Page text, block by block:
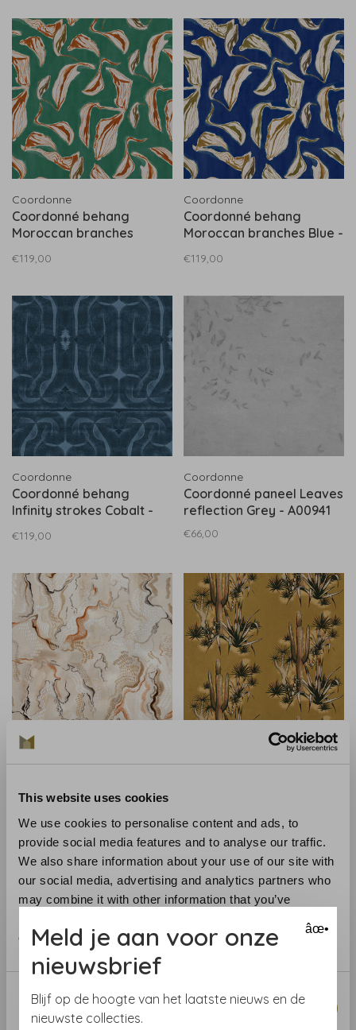
This website uses cookies
We use cookies to personalise content and ads, to
provide social media features and to analyse our traffic.
We also share information about your use of our site with
our social media, advertising and analytics partners who
may combine it with other information that you’ve
of their services.
Consent
Selection
Necessary
Coordonne
Coordonné behang
Moroccan branches
€119,00
Coordonne
Coordonné behang
Moroccan branches Blue -
€119,00
Coordonne
Coordonné behang
Infinity strokes Cobalt -
€119,00
Coordonne
Coordonné paneel Leaves
reflection Grey - A00941
€66,00
Coordonne
A00925
âœ•
Meld je aan voor onze
nieuwsbrief
Blijf op de hoogte van het laatste nieuws en de
nieuwste collecties.